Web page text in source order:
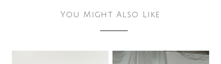
You Might Also Like